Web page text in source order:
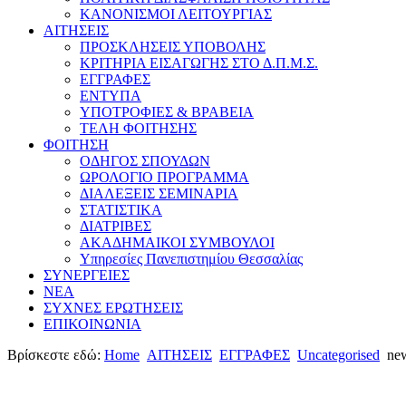
ΚΑΝΟΝΙΣΜΟΙ ΛΕΙΤΟΥΡΓΙΑΣ
ΑΙΤΗΣΕΙΣ
ΠΡΟΣΚΛΗΣΕΙΣ ΥΠΟΒΟΛΗΣ
ΚΡΙΤΗΡΙΑ ΕΙΣΑΓΩΓΗΣ ΣΤΟ Δ.Π.Μ.Σ.
ΕΓΓΡΑΦΕΣ
ΕΝΤΥΠΑ
ΥΠΟΤΡΟΦΙΕΣ & ΒΡΑΒΕΙΑ
ΤΕΛΗ ΦΟΙΤΗΣΗΣ
ΦΟΙΤΗΣΗ
ΟΔΗΓΟΣ ΣΠΟΥΔΩΝ
ΩΡΟΛΟΓΙΟ ΠΡΟΓΡΑΜΜΑ
ΔΙΑΛΕΞΕΙΣ ΣΕΜΙΝΑΡΙΑ
ΣΤΑΤΙΣΤΙΚΑ
ΔΙΑΤΡΙΒΕΣ
ΑΚΑΔΗΜΑΙΚΟΙ ΣΥΜΒΟΥΛΟΙ
Υπηρεσίες Πανεπιστημίου Θεσσαλίας
ΣΥΝΕΡΓΕΙΕΣ
ΝΕΑ
ΣΥΧΝΕΣ ΕΡΩΤΗΣΕΙΣ
ΕΠΙΚΟΙΝΩΝΙΑ
Βρίσκεστε εδώ: Home ΑΙΤΗΣΕΙΣ ΕΓΓΡΑΦΕΣ Uncategorised